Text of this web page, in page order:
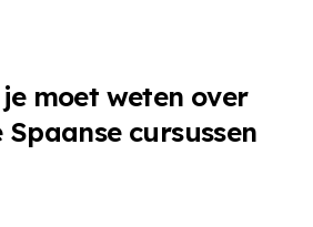
moet weten over
cursussen